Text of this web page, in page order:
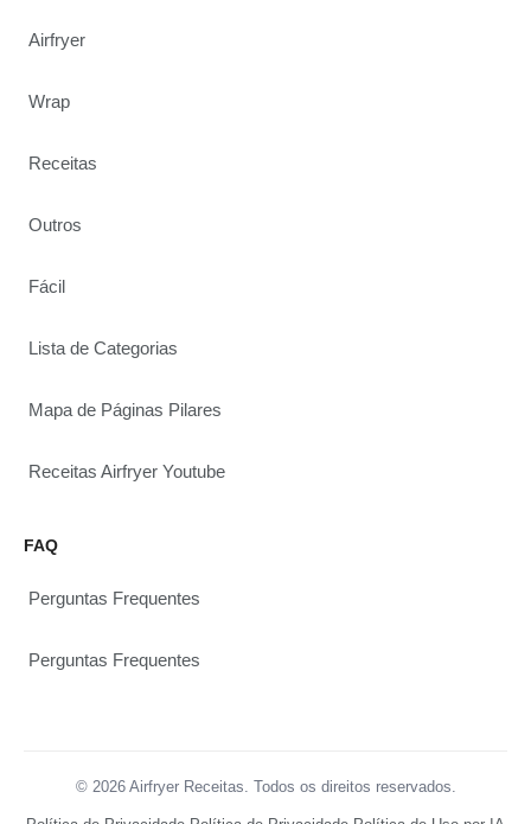
Airfryer
Wrap
Receitas
Outros
Fácil
Lista de Categorias
Mapa de Páginas Pilares
Receitas Airfryer Youtube
FAQ
Perguntas Frequentes
Perguntas Frequentes
© 2026 Airfryer Receitas. Todos os direitos reservados.